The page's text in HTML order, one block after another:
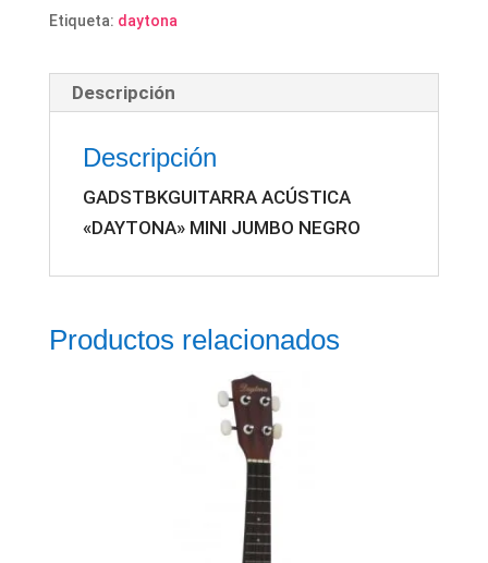
NEGRO
Etiqueta: daytona
Descripción
Descripción
GADSTBKGUITARRA ACÚSTICA
«DAYTONA» MINI JUMBO NEGRO
Productos relacionados